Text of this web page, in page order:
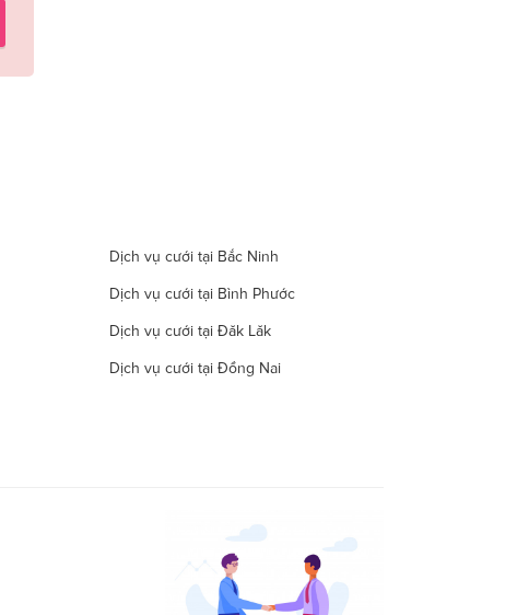
Dịch vụ cưới tại Bắc Ninh
Dịch vụ cưới tại Bình Phước
Dịch vụ cưới tại Đăk Lăk
Dịch vụ cưới tại Đồng Nai
Dịch vụ cưới tại Long An
Dịch vụ cưới tại Ninh Thuận